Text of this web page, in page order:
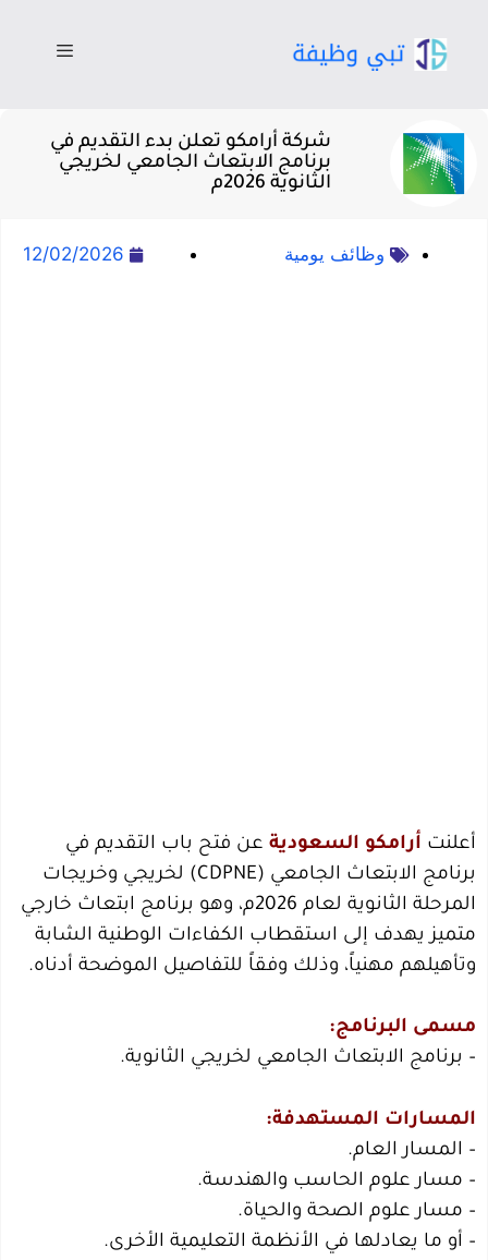
شركة أرامكو تعلن بدء التقديم في
برنامج الابتعاث الجامعي لخريجي
الثانوية 2026م
وظائف يومية 12/02/2026
أعلنت أرامكو السعودية عن فتح باب التقديم في
برنامج الابتعاث الجامعي (CDPNE) لخريجي وخريجات
المرحلة الثانوية لعام 2026م، وهو برنامج ابتعاث خارجي
متميز يهدف إلى استقطاب الكفاءات الوطنية الشابة
وتأهيلهم مهنياً، وذلك وفقاً للتفاصيل الموضحة أدناه.
مسمى البرنامج:
– برنامج الابتعاث الجامعي لخريجي الثانوية.
المسارات المستهدفة:
– المسار العام.
– مسار علوم الحاسب والهندسة.
– مسار علوم الصحة والحياة.
– أو ما يعادلها في الأنظمة التعليمية الأخرى.